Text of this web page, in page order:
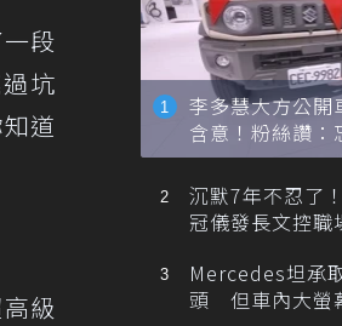
段
坑
道
級
李多慧大方公開
含意！粉絲讚：
忙找車
沉默7年不忍了
冠儀發長文控職
Mercedes坦承
頭 但車內大螢